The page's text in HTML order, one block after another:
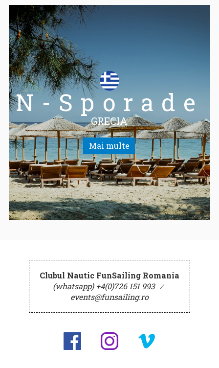
N-Sporade
GRECIA
Mai multe
Clubul Nautic FunSailing Romania
(whatsapp) +4(0)726 151 993 ⁄
events@funsailing.ro